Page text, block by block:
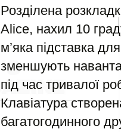
Розділена
Alice, нахил 10
м’яка підставка
зменшують
під час тривалої
Клавіатура
багатогодинного